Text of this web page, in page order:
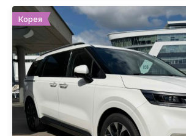
Корея